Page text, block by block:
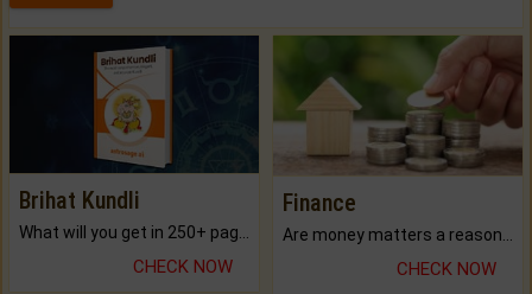
Brihat Kundli
CHECK NOW
Finance
CHECK NOW